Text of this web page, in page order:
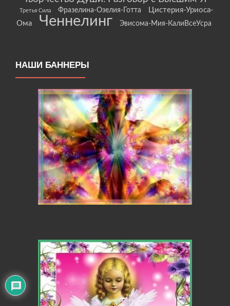
Третья Сила Фразелина-Озелия-Готта
Цистерия-Уриоса-
Ома
Ченнелинг Эвисома-Мия-КалиВсеУсра
НАШИ БАННЕРЫ